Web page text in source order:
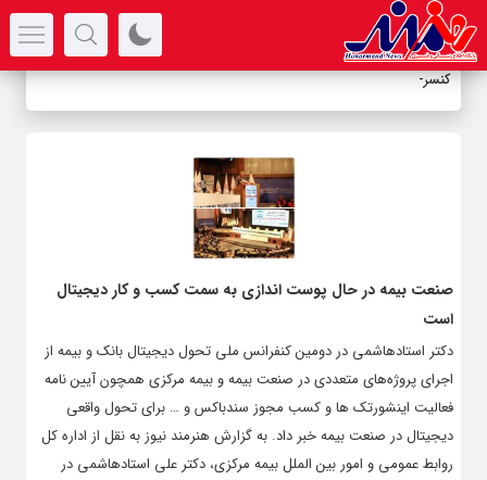
کنسرت-
صنعت بیمه در حال پوست اندازی به سمت کسب و کار دیجیتال
است
دکتر استادهاشمی در دومین کنفرانس ملی تحول دیجیتال بانک و بیمه از
اجرای پروژه‌های متعددی در صنعت بیمه و بیمه مرکزی همچون آیین نامه
فعالیت اینشورتک ها و کسب مجوز سندباکس و … برای تحول واقعی
دیجیتال در صنعت بیمه خبر داد. به گزارش هنرمند نیوز به نقل از اداره کل
روابط عمومی و امور بین الملل بیمه مرکزی، دکتر علی استادهاشمی در